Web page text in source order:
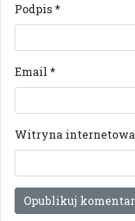
Podpis*
Email *
Witryna internetowa